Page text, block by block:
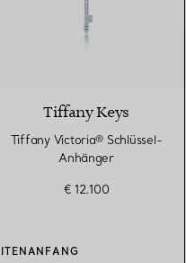
Tiffany Keys
Tiffany Victoria® Schlüssel-
Anhänger
€ 12.100